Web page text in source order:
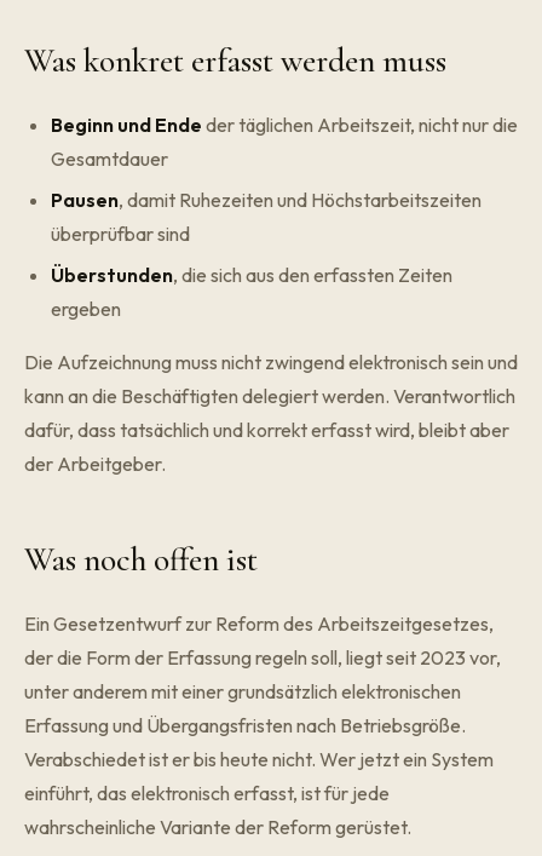
Was konkret erfasst werden muss
Beginn und Ende der täglichen Arbeitszeit, nicht nur die
Gesamtdauer
Pausen, damit Ruhezeiten und Höchstarbeitszeiten
überprüfbar sind
Überstunden, die sich aus den erfassten Zeiten
ergeben
Die Aufzeichnung muss nicht zwingend elektronisch sein und
kann an die Beschäftigten delegiert werden. Verantwortlich
dafür, dass tatsächlich und korrekt erfasst wird, bleibt aber
der Arbeitgeber.
Was noch offen ist
Ein Gesetzentwurf zur Reform des Arbeitszeitgesetzes,
der die Form der Erfassung regeln soll, liegt seit 2023 vor,
unter anderem mit einer grundsätzlich elektronischen
Erfassung und Übergangsfristen nach Betriebsgröße.
Verabschiedet ist er bis heute nicht. Wer jetzt ein System
einführt, das elektronisch erfasst, ist für jede
wahrscheinliche Variante der Reform gerüstet.